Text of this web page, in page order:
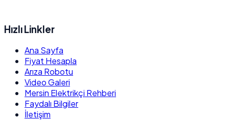
Hızlı Linkler
Ana Sayfa
Fiyat Hesapla
Arıza Robotu
Video Galeri
Mersin Elektrikçi Rehberi
Faydalı Bilgiler
İletişim